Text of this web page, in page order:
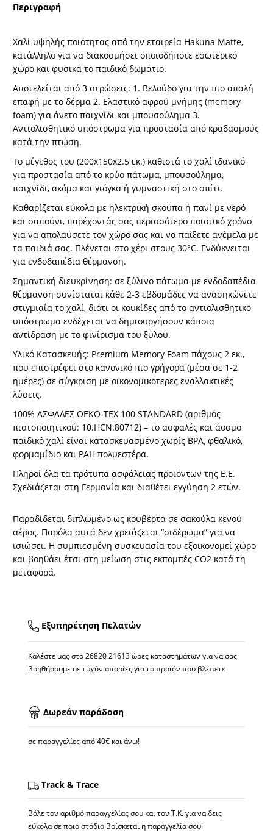
Περιγραφή
Χαλί υψηλής ποιότητας από την εταιρεία Hakuna Matte,
κατάλληλο για να διακοσμήσει οποιοδήποτε εσωτερικό
χώρο και φυσικά το παιδικό δωμάτιο.
Αποτελείται από 3 στρώσεις: 1. Βελούδο για την πιο απαλή
επαφή με το δέρμα 2. Ελαστικό αφρού μνήμης (memory
foam) για άνετο παιχνίδι και μπουσούλημα 3.
Αντιολισθητικό υπόστρωμα για προστασία από κραδασμούς
κατά την πτώση.
Το μέγεθος του (200x150x2.5 εκ.) καθιστά το χαλί ιδανικό
για προστασία από το κρύο πάτωμα, μπουσούλημα,
παιχνίδι, ακόμα και γιόγκα ή γυμναστική στο σπίτι.
Καθαρίζεται εύκολα με ηλεκτρική σκούπα ή πανί με νερό
και σαπούνι, παρέχοντάς σας περισσότερο ποιοτικό χρόνο
για να απολαύσετε τον χώρο σας και να παίξετε ανέμελα με
τα παιδιά σας. Πλένεται στο χέρι στους 30°C. Ενδύκνειται
για ενδοδαπέδια θέρμανση.
Σημαντική διευκρίνηση: σε ξύλινο πάτωμα με ενδοδαπέδια
θέρμανση συνίσταται κάθε 2-3 εβδομάδες να ανασηκώνετε
στιγμιαία το χαλί, διότι οι κουκίδες από το αντιολισθητικό
υπόστρωμα ενδέχεται να δημιουργήσουν κάποια
αντίδραση με το φινίρισμα του ξύλου.
Υλικό Κατασκευής: Premium Memory Foam πάχους 2 εκ.,
που επιστρέφει στο κανονικό πιο γρήγορα (μέσα σε 1-2
ημέρες) σε σύγκριση με οικονομικότερες εναλλακτικές
λύσεις.
100% ΑΣΦΑΛΕΣ OEKO-TEX 100 STANDARD (αριθμός
πιστοποιητικού: 10.HCN.80712) – το ασφαλές και άοσμο
παιδικό χαλί είναι κατασκευασμένο χωρίς BPA, φθαλικό,
φορμαμίδιο και PAH πολυεστέρα.
Πληροί όλα τα πρότυπα ασφάλειας προϊόντων της Ε.Ε.
Σχεδιάζεται στη Γερμανία και διαθέτει εγγύηση 2 ετών.
Παραδίδεται διπλωμένο ως κουβέρτα σε σακούλα κενού
αέρος. Παρόλα αυτά δεν χρειάζεται “σιδέρωμα” για να
ισιώσει. Η συμπιεσμένη συσκευασία του εξοικονομεί χώρο
και βοηθάει έτσι στη μείωση στις εκπομπές CO2 κατά τη
μεταφορά.
Εξυπηρέτηση Πελατών
Καλέστε μας στο26820 21613ώρες καταστημάτων για να σας
βοηθήσουμε σε τυχόν απορίες για το προϊόν που βλέπετε
Δωρεάν παράδοση
σε παραγγελίες από 40€ και άνω!
Track & Trace
Βάλε τον αριθμό παραγγελίας σου και τον Τ.Κ. για να δεις
εύκολα σε ποιο στάδιο βρίσκεται η παραγγελία σου!